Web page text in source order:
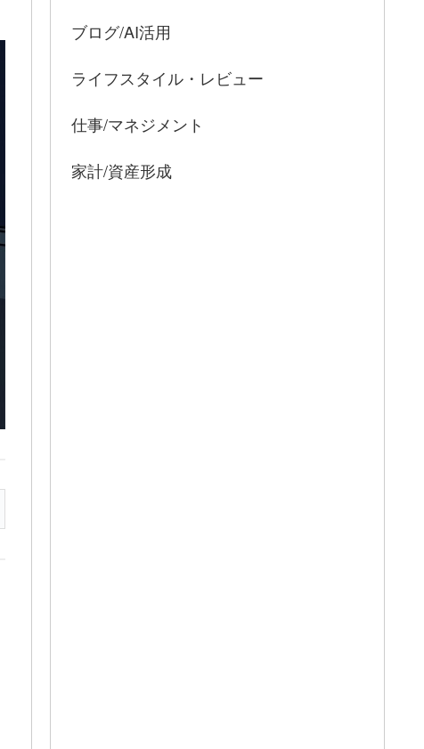
ブログ/AI活用
ライフスタイル・レビュー
仕事/マネジメント
家計/資産形成